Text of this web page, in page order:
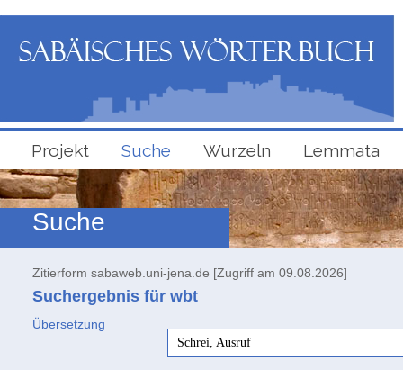
Projekt Suche Wurzeln Lemmata
Suche
Zitierform sabaweb.uni-jena.de [Zugriff am 09.08.2026]
Suchergebnis für wbt
Übersetzung
Schrei, Ausruf